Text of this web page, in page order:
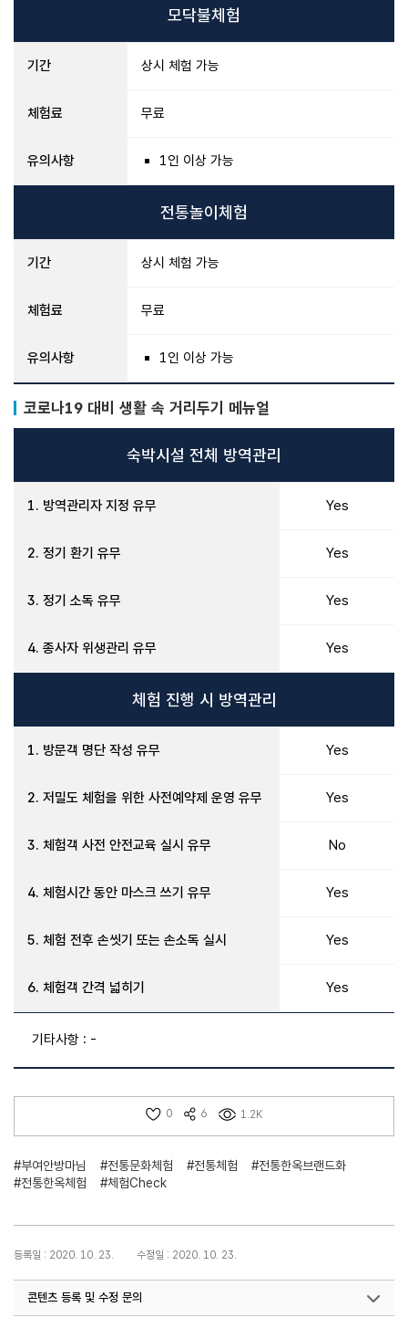
모닥불체험
기간 상시 체험 가능
체험료 무료
유의사항 1인 이상 가능
전통놀이체험
기간 상시 체험 가능
체험료 무료
유의사항 1인 이상 가능
코로나19 대비 생활 속 거리두기 메뉴얼
숙박시설 전체 방역관리
1. 방역관리자 지정 유무 Yes
2. 정기 환기 유무 Yes
3. 정기 소독 유무 Yes
4. 종사자 위생관리 유무 Yes
체험 진행 시 방역관리
1. 방문객 명단 작성 유무 Yes
2. 저밀도 체험을 위한 사전예약제 운영 유무 Yes
3. 체험객 사전 안전교육 실시 유무 No
4. 체험시간 동안 마스크 쓰기 유무 Yes
5. 체험 전후 손씻기 또는 손소독 실시 Yes
6. 체험객 간격 넓히기 Yes
기타사항 : -
0 6 1.2K
#부여안방마님 #전통문화체험 #전통체험
#전통한옥브랜드화
#전통한옥체험
#체험Check
등록일 : 2020. 10. 23. 수정일 : 2020. 10. 23.
콘텐츠 등록 및 수정 문의